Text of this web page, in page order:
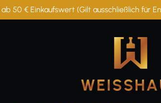
50 € Einkaufswert (Gilt ausschließlich für